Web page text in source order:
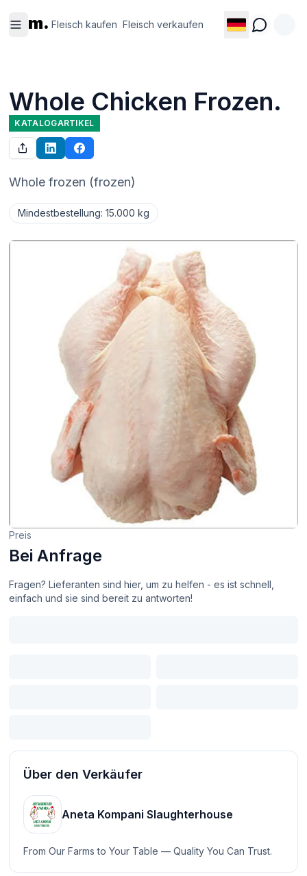
m. Fleisch kaufen Fleisch verkaufen
kaufen
verkaufen
Whole Chicken Frozen.
KATALOGARTIKEL
Whole frozen (frozen)
Mindestbestellung:15.000 kg
Preis
Bei Anfrage
Fragen? Lieferanten sind hier, um zu helfen - es ist schnell,
einfach und sie sind bereit zu antworten!
Über den Verkäufer
Aneta Kompani Slaughterhouse
From Our Farms to Your Table — Quality You Can Trust.